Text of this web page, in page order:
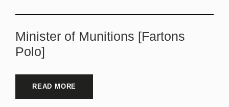
Minister of Munitions [Fartons
Polo]
READ MORE